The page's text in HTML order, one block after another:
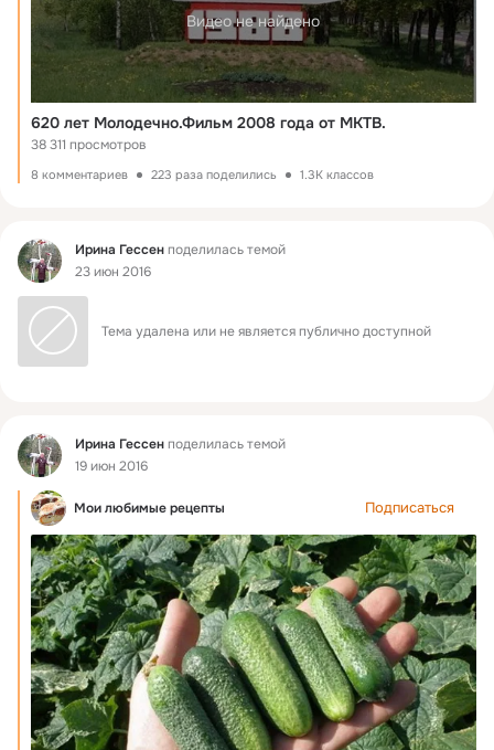
Видео не найдено
620 лет Молодечно.Фильм 2008 года от МКТВ.
38 311 просмотров
8 комментариев 223 раза поделились 1.3K классов
Фид Ирина Гессенподелилась темой
23 июн 2016
Тема удалена или не является публично доступной
Фид Ирина Гессенподелилась темой
19 июн 2016
Мои любимые рецепты Подписаться